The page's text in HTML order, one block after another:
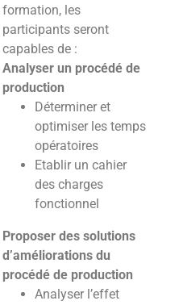
formation, les
participants seront
capables de :
Analyser un procédé de
production
Déterminer et
optimiser les temps
opératoires
Etablir un cahier
des charges
fonctionnel
Proposer des solutions
d’améliorations du
procédé de production
Analyser l’effet